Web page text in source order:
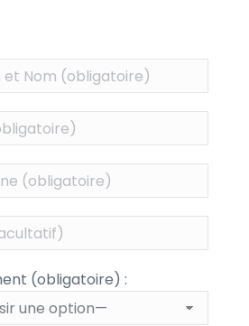
(obligatoire) :